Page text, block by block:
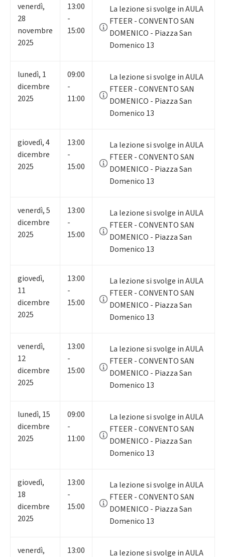
venerdì,
28
novembre
2025
13:00
-
15:00
La lezione si svolge in AULA
FTEER - CONVENTO SAN
DOMENICO - Piazza San
Domenico 13
lunedì, 1
dicembre
2025
09:00
-
11:00
La lezione si svolge in AULA
FTEER - CONVENTO SAN
DOMENICO - Piazza San
Domenico 13
giovedì,4
dicembre
2025
13:00
-
15:00
La lezione si svolge in AULA
FTEER - CONVENTO SAN
DOMENICO - Piazza San
Domenico 13
venerdì,5
dicembre
2025
13:00
-
15:00
La lezione si svolge in AULA
FTEER - CONVENTO SAN
DOMENICO - Piazza San
Domenico 13
giovedì,
11
dicembre
2025
13:00
-
15:00
La lezione si svolge in AULA
FTEER - CONVENTO SAN
DOMENICO - Piazza San
Domenico 13
venerdì,
12
dicembre
2025
13:00
-
15:00
La lezione si svolge in AULA
FTEER - CONVENTO SAN
DOMENICO - Piazza San
Domenico 13
lunedì, 15
dicembre
2025
09:00
-
11:00
La lezione si svolge in AULA
FTEER - CONVENTO SAN
DOMENICO - Piazza San
Domenico 13
giovedì,
18
dicembre
2025
13:00
-
15:00
La lezione si svolge in AULA
FTEER - CONVENTO SAN
DOMENICO - Piazza San
Domenico 13
venerdì,
13:00
La lezione si svolge in AULA